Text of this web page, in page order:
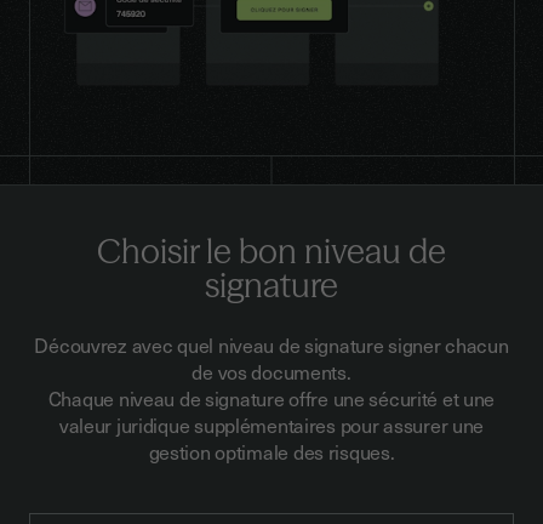
Choisir le bon niveau de
signature
Découvrez avec quel niveau de signature signer chacun
de vos documents.
Chaque niveau de signature offre une sécurité et une
valeur juridique supplémentaires pour assurer une
gestion optimale des risques.